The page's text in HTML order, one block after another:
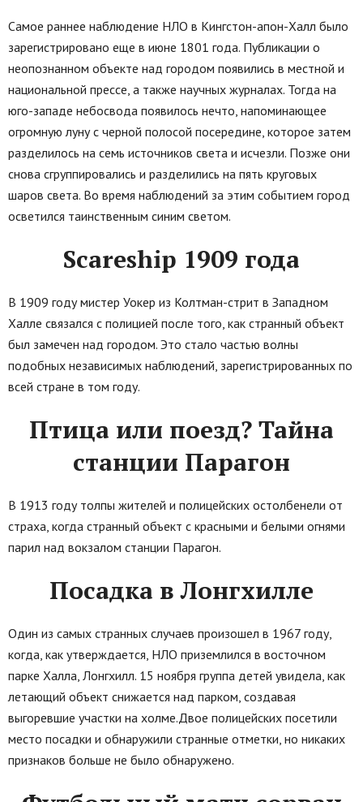
Самое раннее наблюдение НЛО в Кингстон-апон-Халл было
зарегистрировано еще в июне 1801 года. Публикации о
неопознанном объекте над городом появились в местной и
национальной прессе, а также научных журналах. Тогда на
юго-западе небосвода появилось нечто, напоминающее
огромную луну с черной полосой посередине, которое затем
разделилось на семь источников света и исчезли. Позже они
снова сгруппировались и разделились на пять круговых
шаров света. Во время наблюдений за этим событием город
осветился таинственным синим светом.
Scareship 1909 года
В 1909 году мистер Уокер из Колтман-стрит в Западном
Халле связался с полицией после того, как странный объект
был замечен над городом. Это стало частью волны
подобных независимых наблюдений, зарегистрированных по
всей стране в том году.
Птица или поезд? Тайна
станции Парагон
В 1913 году толпы жителей и полицейских остолбенели от
страха, когда странный объект с красными и белыми огнями
парил над вокзалом станции Парагон.
Посадка в Лонгхилле
Один из самых странных случаев произошел в 1967 году,
когда, как утверждается, НЛО приземлился в восточном
парке Халла, Лонгхилл. 15 ноября группа детей увидела, как
летающий объект снижается над парком, создавая
выгоревшие участки на холме.Двое полицейских посетили
место посадки и обнаружили странные отметки, но никаких
признаков больше не было обнаружено.